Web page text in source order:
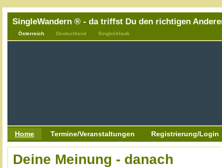
SingleWandern ® - da triffst Du den richtigen
Österreich Deutschland SingleUrlaub
Home Termine/Veranstaltungen Registrierung/Login
Deine Meinung - danach